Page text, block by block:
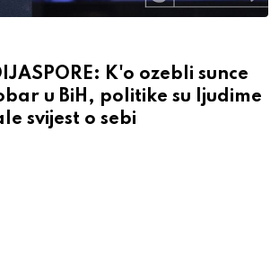
K'o ozebli sunce
u BiH, politike su ljudime
svijest o sebi